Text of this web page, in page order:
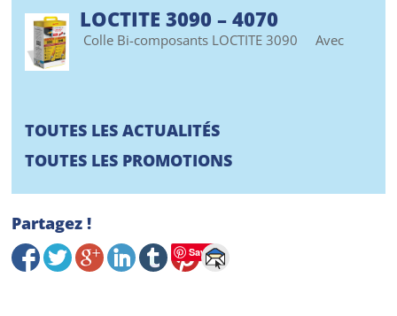
LOCTITE 3090 – 4070
Colle Bi-composants LOCTITE 3090 Avec
TOUTES LES ACTUALITÉS
TOUTES LES PROMOTIONS
Partagez !
Save